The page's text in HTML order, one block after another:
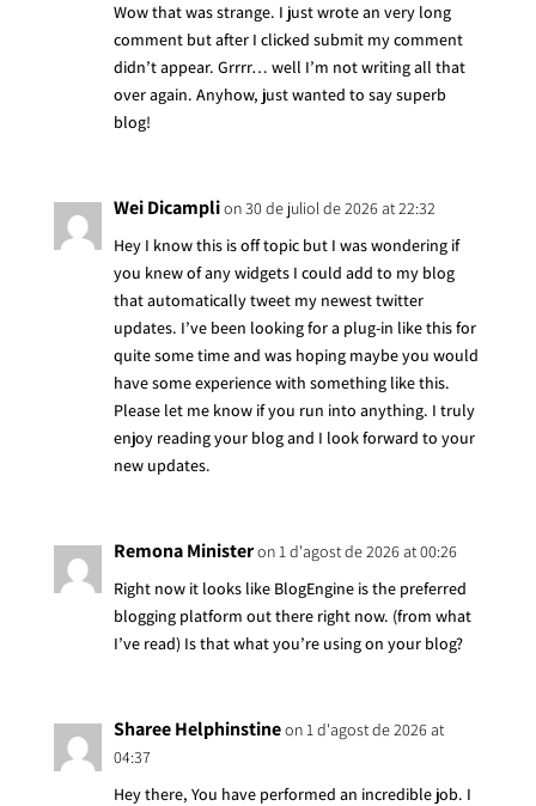
Wow that was strange. I just wrote an very long
comment but after I clicked submit my comment
didn’t appear. Grrrr… well I’m not writing all that
over again. Anyhow, just wanted to say superb
blog!
Wei Dicamplion 30 de juliol de 2026 at 22:32
Hey I know this is off topic but I was wondering if
you knew of any widgets I could add to my blog
that automatically tweet my newest twitter
updates. I’ve been looking for a plug-in like this for
quite some time and was hoping maybe you would
have some experience with something like this.
Please let me know if you run into anything. I truly
enjoy reading your blog and I look forward to your
new updates.
Remona Ministeron 1 d'agost de 2026 at 00:26
Right now it looks like BlogEngine is the preferred
blogging platform out there right now. (from what
I’ve read) Is that what you’re using on your blog?
Sharee Helphinstineon 1 d'agost de 2026 at
04:37
Hey there, You have performed an incredible job. I